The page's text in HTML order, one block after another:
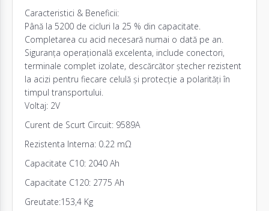
Caracteristici & Beneficii:
Până la 5200 de cicluri la 25 % din capacitate.
Completarea cu acid necesară numai o dată pe an.
Siguranța operațională excelenta, include conectori,
terminale complet izolate, descărcător ștecher rezistent
la acizi pentru fiecare celulă și protecție a polarități în
timpul transportului.
Voltaj: 2V
Curent de Scurt Circuit: 9589A
Rezistenta Interna: 0.22 mΩ
Capacitate C10: 2040 Ah
Capacitate C120: 2775 Ah
Greutate:153,4 Kg